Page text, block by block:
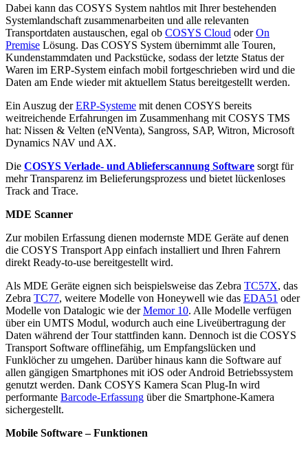
Dabei kann das COSYS System nahtlos mit Ihrer bestehenden
Systemlandschaft zusammenarbeiten und alle relevanten
Transportdaten austauschen, egal ob COSYS Cloud oderOn
Premise Lösung. Das COSYS System übernimmt alle Touren,
Kundenstammdaten und Packstücke, sodass der letzte Status der
Waren im ERP-System einfach mobil fortgeschrieben wird und die
Daten am Ende wieder mit aktuellem Status bereitgestellt werden.
Ein Auszug derERP-Systeme mit denen COSYS bereits
weitreichende Erfahrungen im Zusammenhang mit COSYS TMS
hat: Nissen & Velten (eNVenta), Sangross, SAP, Witron, Microsoft
Dynamics NAV und AX.
Die COSYS Verlade- und Ablieferscannung Software sorgt für
mehr Transparenz im Belieferungsprozess und bietet lückenloses
Track and Trace.
MDE Scanner
Zur mobilen Erfassung dienen modernste MDE Geräte auf denen
die COSYS Transport App einfach installiert und Ihren Fahrern
direkt Ready-to-use bereitgestellt wird.
Als MDE Geräte eignen sich beispielsweise das Zebra TC57X, das
Zebra TC77, weitere Modelle von Honeywell wie das EDA51 oder
Modelle von Datalogic wie derMemor 10. Alle Modelle verfügen
über ein UMTS Modul, wodurch auch eine Liveübertragung der
Daten während der Tour stattfinden kann. Dennoch ist die COSYS
Transport Software offlinefähig, um Empfangslücken und
Funklöcher zu umgehen. Darüber hinaus kann die Software auf
allen gängigen Smartphones mit iOS oder Android Betriebssystem
genutzt werden. Dank COSYS Kamera Scan Plug-In wird
performante Barcode-Erfassung über die Smartphone-Kamera
sichergestellt.
Mobile Software – Funktionen